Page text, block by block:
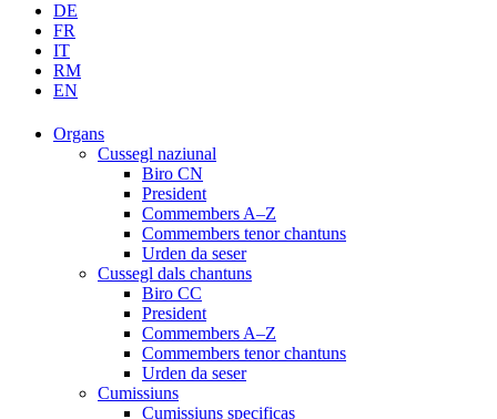
DE
FR
IT
RM
EN
Organs
Cussegl naziunal
Biro CN
President
Commembers A–Z
Commembers tenor chantuns
Urden da seser
Cussegl dals chantuns
Biro CC
President
Commembers A–Z
Commembers tenor chantuns
Urden da seser
Cumissiuns
Cumissiuns specificas